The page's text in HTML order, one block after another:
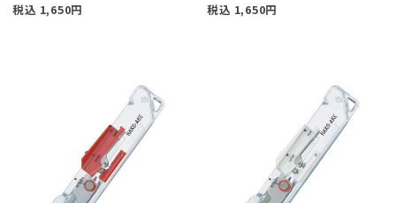
税込 1,650円 税込 1,650円